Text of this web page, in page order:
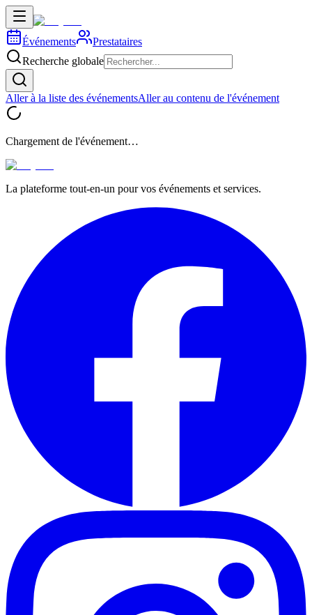
Événements
Prestataires
Recherche globale
Aller à la liste des événementsAller au contenu de l'événement
Chargement de l'événement…
La plateforme tout-en-un pour vos événements et services.